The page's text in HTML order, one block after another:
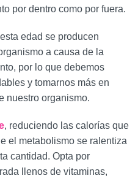
por dentro como por fuera.
edad se producen
a causa de la
por lo que debemos
y tomarnos más en
nuestro organismo.
, reduciendo las calorías que
el metabolismo se ralentiza
cantidad. Opta por
llenos de vitaminas,